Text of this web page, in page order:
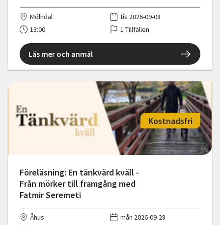
Mölndal
tis 2026-09-08
13:00
1 Tillfällen
Läs mer och anmäl
Föreläsning: En tänkvärd kväll -
Från mörker till framgång med
Fatmir Seremeti
Kostnadsfri
Åhus
mån 2026-09-28